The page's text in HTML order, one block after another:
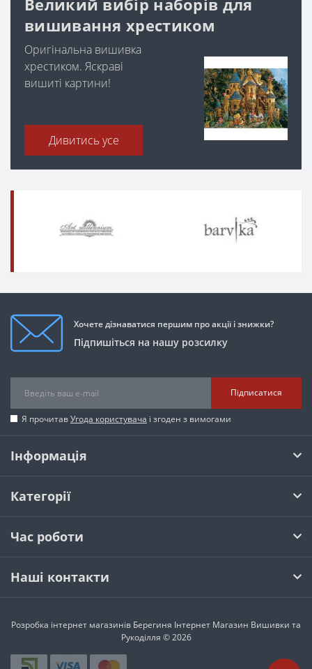
вишивання хрестиком
Оригінальна вишивка
хрестиком. Яскраві
вишиті картини!
Дивитись усе
Хочете дізнаватися першим про акції і знижки?
Підпишіться на нашу розсилку
Підписатися
Я прочитавУгода користувача і згоден з вимогами
Інформація
Категорії
Час роботи
Наші контакти
Розробка інтернет магазинів Берегиня Інтернет Магазин Вишивки та
Рукоділля © 2026